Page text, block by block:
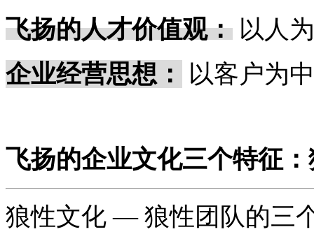
飞扬的人才价值观： 以人
企业经营思想：
以客户为
飞扬的企业文化三个特征
狼性文化 — 狼性团队的三